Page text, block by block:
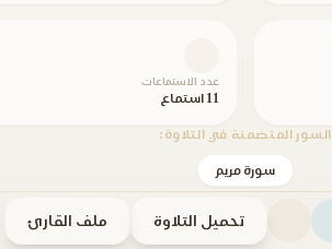
عدد الاستماعات
11 استماع
السور المتضمنة في التلاوة:
سورة مريم
تحميل التلاوة ملف القارئ